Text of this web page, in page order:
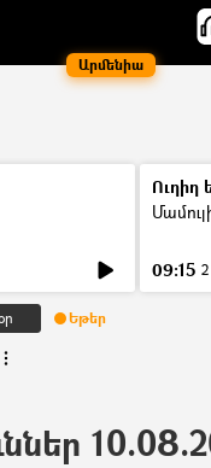
Արմենիա
Ուղիղ
09:15
Եթեր